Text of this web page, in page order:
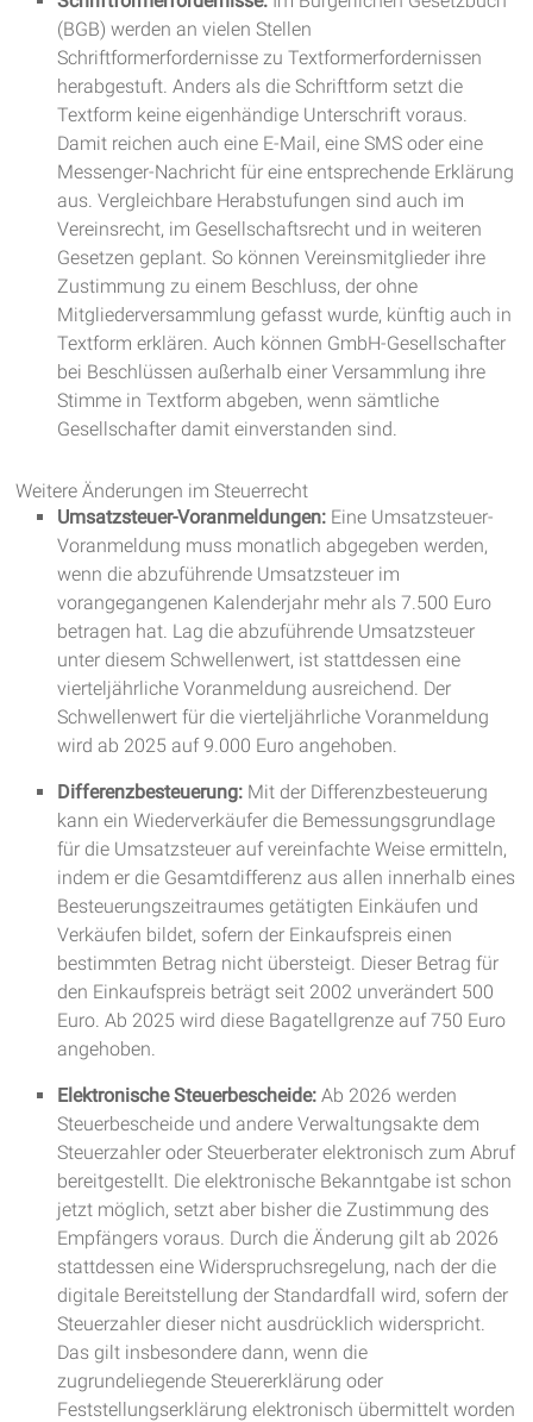
(BGB) werden an vielen Stellen
Schriftformerfordernisse zu Textformerfordernissen
herabgestuft. Anders als die Schriftform setzt die
Textform keine eigenhändige Unterschrift voraus.
Damit reichen auch eine E-Mail, eine SMS oder eine
Messenger-Nachricht für eine entsprechende Erklärung
aus. Vergleichbare Herabstufungen sind auch im
Vereinsrecht, im Gesellschaftsrecht und in weiteren
Gesetzen geplant. So können Vereinsmitglieder ihre
Zustimmung zu einem Beschluss, der ohne
Mitgliederversammlung gefasst wurde, künftig auch in
Textform erklären. Auch können GmbH-Gesellschafter
bei Beschlüssen außerhalb einer Versammlung ihre
Stimme in Textform abgeben, wenn sämtliche
Gesellschafter damit einverstanden sind.
Weitere Änderungen im Steuerrecht
Umsatzsteuer-Voranmeldungen: Eine Umsatzsteuer-
Voranmeldung muss monatlich abgegeben werden,
wenn die abzuführende Umsatzsteuer im
vorangegangenen Kalenderjahr mehr als 7.500 Euro
betragen hat. Lag die abzuführende Umsatzsteuer
unter diesem Schwellenwert, ist stattdessen eine
vierteljährliche Voranmeldung ausreichend. Der
Schwellenwert für die vierteljährliche Voranmeldung
wird ab 2025 auf 9.000 Euro angehoben.
Differenzbesteuerung: Mit der Differenzbesteuerung
kann ein Wiederverkäufer die Bemessungsgrundlage
für die Umsatzsteuer auf vereinfachte Weise ermitteln,
indem er die Gesamtdifferenz aus allen innerhalb eines
Besteuerungszeitraumes getätigten Einkäufen und
Verkäufen bildet, sofern der Einkaufspreis einen
bestimmten Betrag nicht übersteigt. Dieser Betrag für
den Einkaufspreis beträgt seit 2002 unverändert 500
Euro. Ab 2025 wird diese Bagatellgrenze auf 750 Euro
angehoben.
Elektronische Steuerbescheide: Ab 2026 werden
Steuerbescheide und andere Verwaltungsakte dem
Steuerzahler oder Steuerberater elektronisch zum Abruf
bereitgestellt. Die elektronische Bekanntgabe ist schon
jetzt möglich, setzt aber bisher die Zustimmung des
Empfängers voraus. Durch die Änderung gilt ab 2026
stattdessen eine Widerspruchsregelung, nach der die
digitale Bereitstellung der Standardfall wird, sofern der
Steuerzahler dieser nicht ausdrücklich widerspricht.
Das gilt insbesondere dann, wenn die
zugrundeliegende Steuererklärung oder
Feststellungserklärung elektronisch übermittelt worden